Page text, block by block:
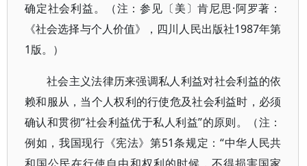
确定社会利益。（注：参见〔美〕肯尼思·阿罗著：
《社会选择与个人价值》，四川人民出版社1987年第
1版。）
社会主义法律历来强调私人利益对社会利益的依
赖和服从，当个人权利的行使危及社会利益时，必须
确认和贯彻“社会利益优于私人利益”的原则。（注：
例如，我国现行《宪法》第51条规定：“中华人民共